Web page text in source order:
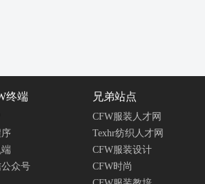
终端
众号
兄弟站点
CFW服装人才网
Texhr纺织人才网
CFW服装设计
CFW时尚